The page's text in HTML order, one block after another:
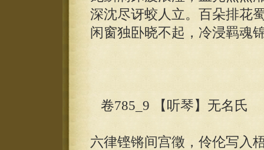
深沈尽讶蛟人立。百朵排花
闲窗独卧晓不起，冷浸羁魂
卷785_9 【听琴】无名氏
六律铿锵间宫徵，伶伦写入